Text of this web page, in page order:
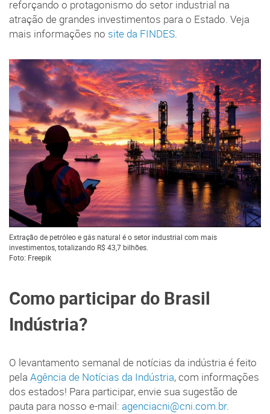
reforçando o protagonismo do setor industrial na
atração de grandes investimentos para o Estado. Veja
mais informações no site da FINDES.
Extração de petróleo e gás natural é o setor industrial com mais
investimentos, totalizando R$ 43,7 bilhões.
Foto: Freepik
Como participar do Brasil
Indústria?
O levantamento semanal de notícias da indústria é feito
pela Agência de Notícias da Indústria, com informações
dos estados! Para participar, envie sua sugestão de
pauta para nosso e-mail: agenciacni@cni.com.br.